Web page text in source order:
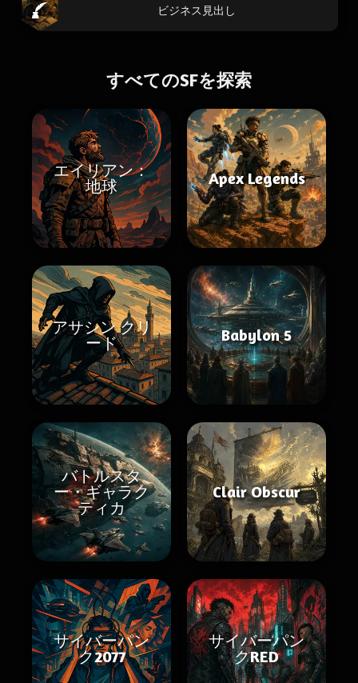
ビジネス見出し
すべてのSFを探索
エイリアン：
地球
Apex Legends
アサシン クリ
ード
Babylon 5
バトルスタ
ー・ギャラク
ティカ
Clair Obscur
サイバーパン
ク2077
サイバーパン
クRED